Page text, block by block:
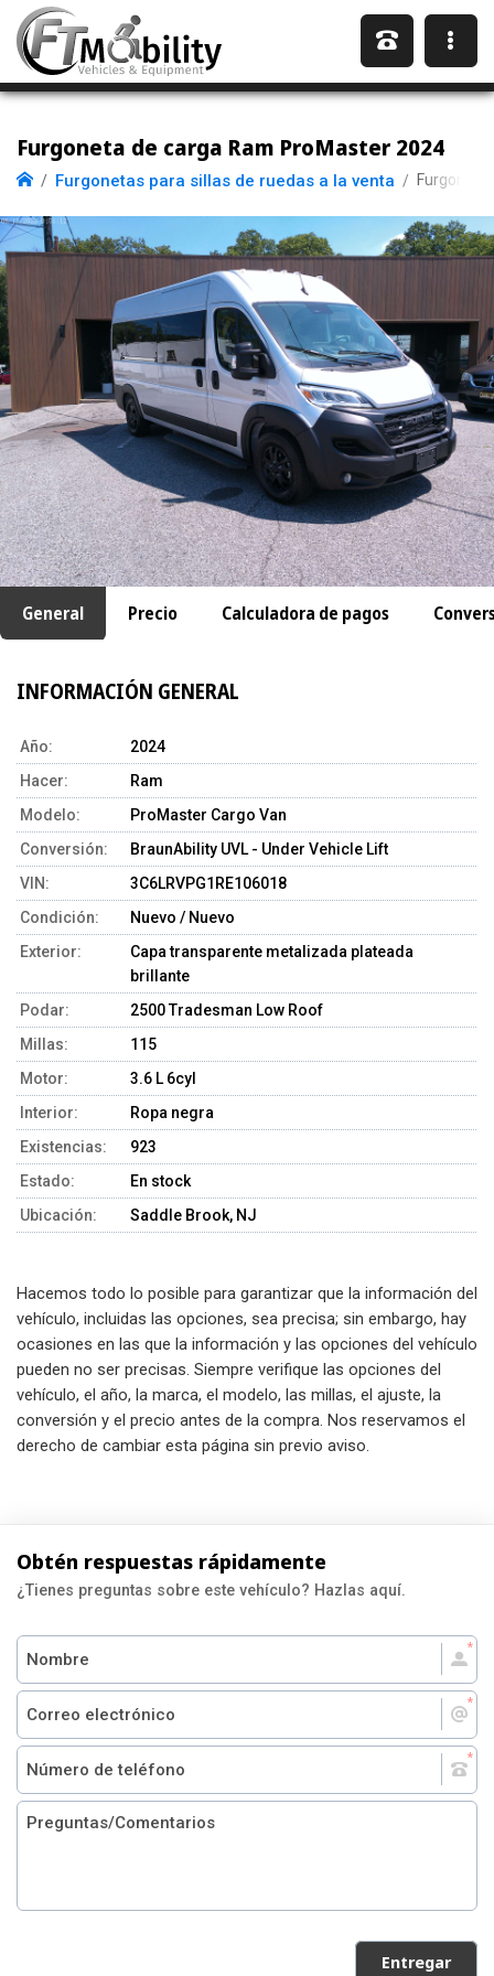
Furgoneta de carga Ram ProMaster 2024
Furgonetas para sillas de ruedas a la venta Furgoneta
General Precio Calculadora de pagos
INFORMACIÓN GENERAL
Año:
2024
Hacer:
Ram
Modelo:
ProMaster Cargo Van
Conversión:
BraunAbility UVL - Under Vehicle Lift
VIN:
3C6LRVPG1RE106018
Condición:
Nuevo / Nuevo
Exterior:
Capa transparente metalizada plateada
brillante
Podar:
2500 Tradesman Low Roof
Millas:
115
Motor:
3.6 L 6cyl
Interior:
Ropa negra
Existencias:
923
Estado:
En stock
Ubicación:
Saddle Brook, NJ
Hacemos todo lo posible para garantizar que la información del
vehículo, incluidas las opciones, sea precisa; sin embargo, hay
ocasiones en las que la información y las opciones del vehículo
pueden no ser precisas. Siempre verifique las opciones del
vehículo, el año, la marca, el modelo, las millas, el ajuste, la
conversión y el precio antes de la compra. Nos reservamos el
derecho de cambiar esta página sin previo aviso.
Obtén respuestas rápidamente
¿Tienes preguntas sobre este vehículo? Hazlas aquí.
Entregar